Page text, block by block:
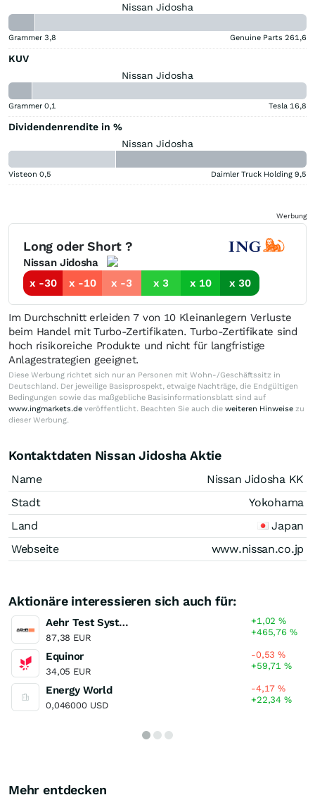
Nissan Jidosha
Grammer 3,8 Genuine Parts 261,6
KUV
Nissan Jidosha
Grammer 0,1 Tesla 16,8
Dividendenrendite in %
Nissan Jidosha
Visteon 0,5 Daimler Truck Holding 9,5
Werbung
Long oder Short ?
Nissan Jidosha
x -30
x -10 x -3 x 3 x 10 x 30
Im Durchschnitt erleiden 7 von 10 Kleinanlegern Verluste
beim Handel mit Turbo-Zertifikaten. Turbo-Zertifikate sind
hoch risikoreiche Produkte und nicht für langfristige
Anlagestrategien geeignet.
Diese Werbung richtet sich nur an Personen mit Wohn-/Geschäftssitz in
Deutschland. Der jeweilige Basisprospekt, etwaige Nachträge, die Endgültigen
Bedingungen sowie das maßgebliche Basisinformationsblatt sind auf
www.ingmarkets.de veröffentlicht. Beachten Sie auch die weiteren Hinweise zu
dieser Werbung.
Kontaktdaten Nissan Jidosha Aktie
Name
Nissan Jidosha KK
Stadt
Yokohama
Land
Japan
Webseite
www.nissan.co.jp
Aktionäre interessieren sich auch für:
Aehr Test Systems
87,38 EUR
+1,02%
+465,76 %
Equinor
34,05 EUR
-0,53%
+59,71%
Energy World
0,046000 USD
-4,17%
+22,34%
Mehr entdecken